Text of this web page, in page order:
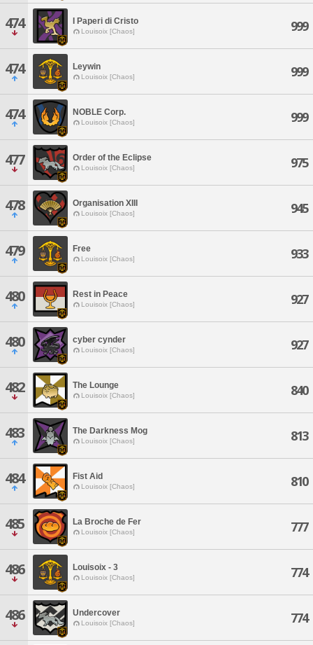
474 I Paperi di Cristo
Louisoix [Chaos] 999
474 Leywin
Louisoix [Chaos] 999
474 NOBLE Corp.
Louisoix [Chaos] 999
477 Order of the Eclipse
Louisoix [Chaos] 975
478 Organisation XIII
Louisoix [Chaos] 945
479 Free
Louisoix [Chaos] 933
480 Rest in Peace
Louisoix [Chaos] 927
480 cyber cynder
Louisoix [Chaos] 927
482 The Lounge
Louisoix [Chaos] 840
483 The Darkness Mog
Louisoix [Chaos] 813
484 Fist Aid
Louisoix [Chaos] 810
485 La Broche de Fer
Louisoix [Chaos] 777
486 Louisoix - 3
Louisoix [Chaos] 774
486 Undercover
Louisoix [Chaos] 774